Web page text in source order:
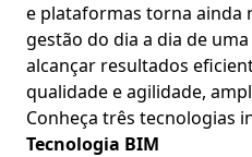
e plataformas torna ainda
gestão do dia a dia de
alcançar resultados
qualidade e agilidade,
Conheça três tecnologias
Tecnologia BIM